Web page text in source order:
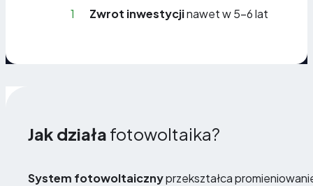
1 Zwrot inwestycjinawet w 5-6 lat
Jak działa fotowoltaika?
System fotowoltaicznyprzekształca